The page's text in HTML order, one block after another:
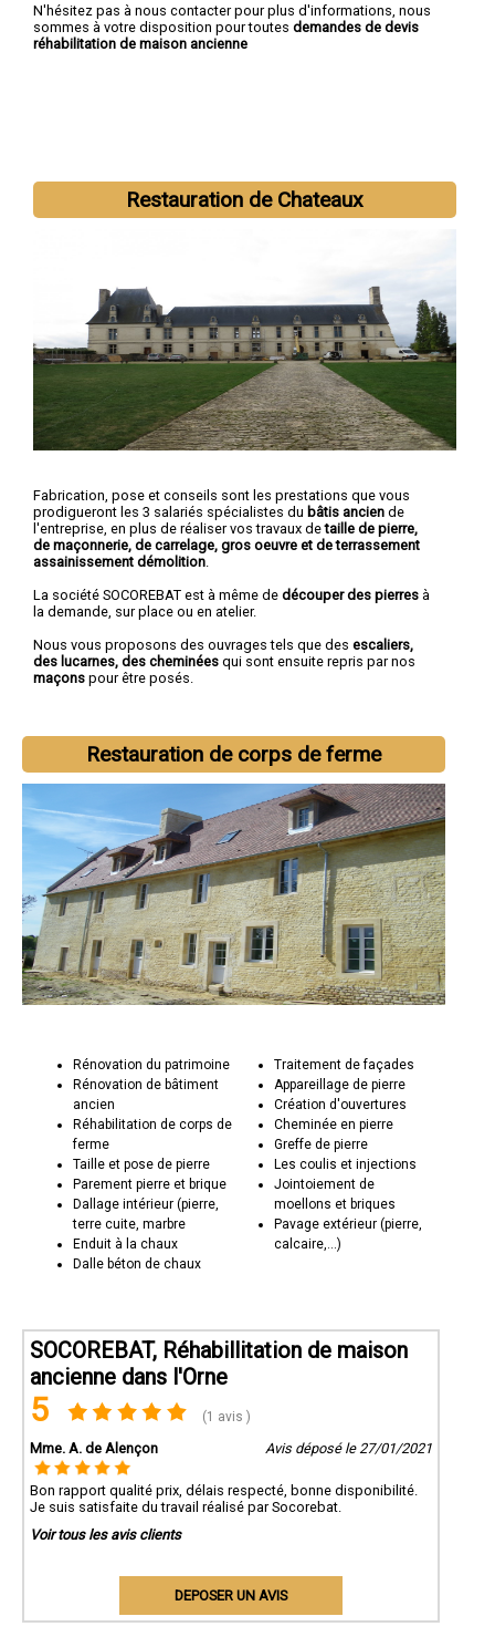
N'hésitez pas à nous contacter pour plus d'informations, nous
sommes à votre disposition pour toutes demandes de devis
réhabilitation de maison ancienne
Restauration de Chateaux
Fabrication, pose et conseils sont les prestations que vous
prodigueront les 3 salariés spécialistes du bâtis ancien de
l'entreprise, en plus de réaliser vos travaux detaille de pierre,
de maçonnerie, de carrelage, gros oeuvre et de terrassement
assainissement démolition
La société SOCOREBAT est à même de découper des pierres à
la demande, sur place ou en atelier.
Nous vous proposons des ouvrages tels que des escaliers,
des lucarnes, des cheminées qui sont ensuite repris par nos
maçons pour être posés.
Restauration de corps de ferme
Rénovation du patrimoine
Rénovation de bâtiment
ancien
Réhabilitation de corps de
ferme
Taille et pose de pierre
Parement pierre et brique
Dallage intérieur (pierre,
terre cuite, marbre
Enduit à la chaux
Dalle béton de chaux
Traitement de façades
Appareillage de pierre
Création d'ouvertures
Cheminée en pierre
Greffe de pierre
Les coulis et injections
Jointoiement de
moellons et briques
Pavage extérieur (pierre,
calcaire,...)
SOCOREBAT, Réhabillitation de maison
ancienne dans l'Orne
5 (1 avis )
Mme. A. de Alençon Avis déposé le 27/01/2021
Bon rapport qualité prix, délais respecté, bonne disponibilité.
Je suis satisfaite du travail réalisé par Socorebat.
Voir tous les avis clients
DEPOSER UN AVIS